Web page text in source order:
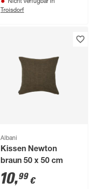
Nicht verfügbar in
Troisdorf
Albani
Kissen Newton
braun 50 x 50 cm
10,99 €